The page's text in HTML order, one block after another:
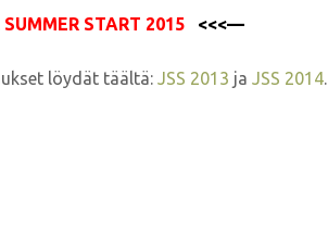
START 2015 <<<—
löydät täältä: JSS 2013 ja JSS 2014.